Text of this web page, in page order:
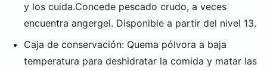
y los cuida.Concede pescado crudo, a veces
encuentra angergel. Disponible a partir del nivel 13.
Caja de conservación: Quema pólvora a baja
temperatura para deshidratar la comida y matar las